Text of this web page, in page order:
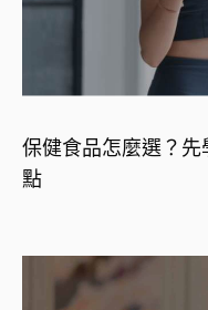
保健食品怎麼選？
點